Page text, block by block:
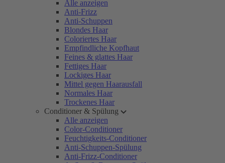
Alle anzeigen
Anti-Frizz
Anti-Schuppen
Blondes Haar
Coloriertes Haar
Empfindliche Kopfhaut
Feines & glattes Haar
Fettiges Haar
Lockiges Haar
Mittel gegen Haarausfall
Normales Haar
Trockenes Haar
Conditioner & Spülung
Alle anzeigen
Color-Conditioner
Feuchtigkeits-Conditioner
Anti-Schuppen-Spülung
Anti-Frizz-Conditioner